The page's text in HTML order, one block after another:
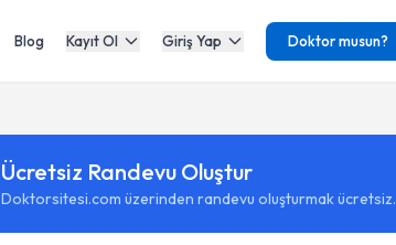
Blog Kayıt Ol Giriş Yap Doktor musun?
Ücretsiz Randevu Oluştur
Doktorsitesi.com üzerinden randevu oluşturmak ücretsiz.